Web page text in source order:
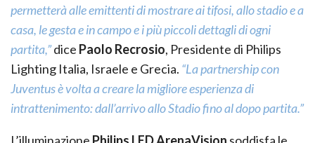
permetterà alle emittenti di mostrare ai tifosi, allo stadio e a
casa, le gesta e in campo e i più piccoli dettagli di ogni
partita,”dice Paolo Recrosio, Presidente di Philips
Lighting Italia, Israele e Grecia. “La partnership con
Juventus è volta a creare la migliore esperienza di
intrattenimento: dall’arrivo allo Stadio fino al dopo partita.”